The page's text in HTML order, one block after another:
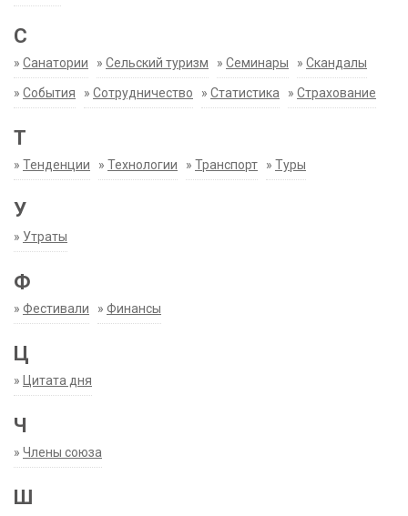
С
» Санатории » Сельский туризм » Семинары » Скандалы
» События » Сотрудничество » Статистика » Страхование
Т
» Тенденции » Технологии » Транспорт » Туры
У
» Утраты
Ф
» Фестивали » Финансы
Ц
» Цитата дня
Ч
» Члены союза
Ш